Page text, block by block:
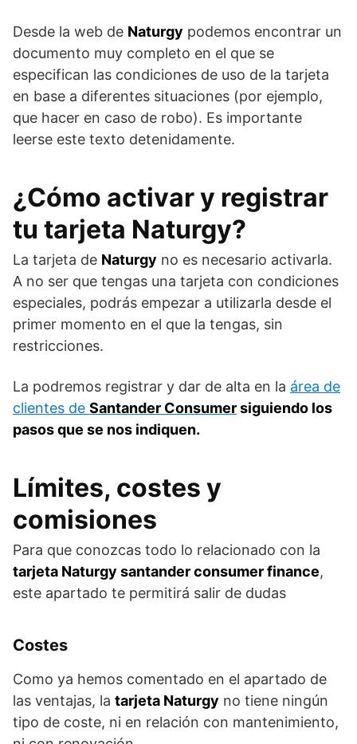
Desde la web de Naturgy podemos encontrar un
documento muy completo en el que se
especifican las condiciones de uso de la tarjeta
en base a diferentes situaciones (por ejemplo,
que hacer en caso de robo). Es importante
leerse este texto detenidamente.
¿Cómo activar y registrar
tu tarjeta Naturgy?
La tarjeta de Naturgy no es necesario activarla.
A no ser que tengas una tarjeta con condiciones
especiales, podrás empezar a utilizarla desde el
primer momento en el que la tengas, sin
restricciones.
La podremos registrar y dar de alta en la área de
clientes de Santander Consumersiguiendo los
pasos que se nos indiquen.
Límites, costes y
comisiones
Para que conozcas todo lo relacionado con la
tarjeta Naturgy santander consumer finance,
este apartado te permitirá salir de dudas
Costes
Como ya hemos comentado en el apartado de
las ventajas, la tarjeta Naturgy no tiene ningún
tipo de coste, ni en relación con mantenimiento,